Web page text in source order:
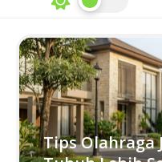
Tips Olahraga